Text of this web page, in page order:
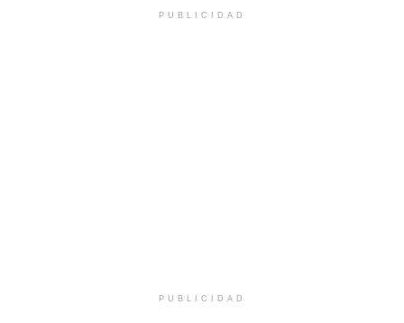
PUBLICIDAD
PUBLICIDAD